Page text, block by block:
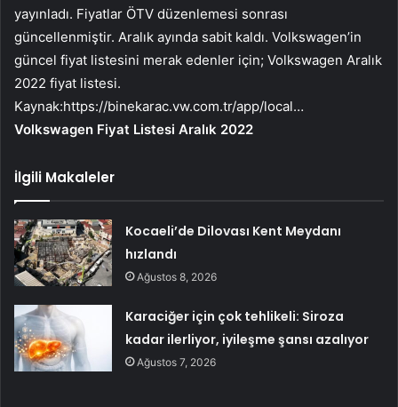
yayınladı. Fiyatlar ÖTV düzenlemesi sonrası
güncellenmiştir. Aralık ayında sabit kaldı. Volkswagen’in
güncel fiyat listesini merak edenler için; Volkswagen Aralık
2022 fiyat listesi.
Kaynak:https://binekarac.vw.com.tr/app/local…
Volkswagen Fiyat Listesi Aralık 2022
İlgili Makaleler
Kocaeli’de Dilovası Kent Meydanı
hızlandı
Ağustos 8, 2026
Karaciğer için çok tehlikeli: Siroza
kadar ilerliyor, iyileşme şansı azalıyor
Ağustos 7, 2026